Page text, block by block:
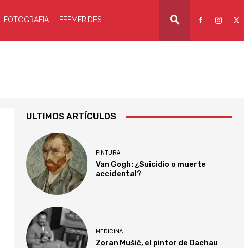
FOTOGRAFIA EFEMÉRIDES
ULTIMOS ARTÍCULOS
PINTURA
Van Gogh: ¿Suicidio o muerte
accidental?
MEDICINA
Zoran Mušič, el pintor de Dachau